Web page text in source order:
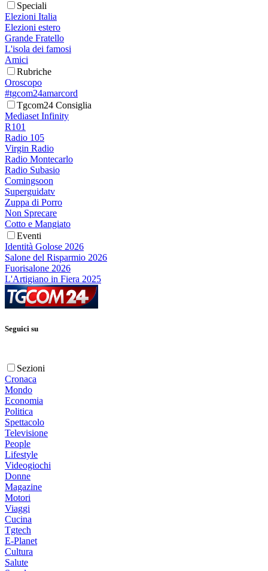
Speciali
Elezioni Italia
Elezioni estero
Grande Fratello
L'isola dei famosi
Amici
Rubriche
Oroscopo
#tgcom24amarcord
Tgcom24 Consiglia
Mediaset Infinity
R101
Radio 105
Virgin Radio
Radio Montecarlo
Radio Subasio
Comingsoon
Superguidatv
Zuppa di Porro
Non Sprecare
Cotto e Mangiato
Eventi
Identità Golose 2026
Salone del Risparmio 2026
Fuorisalone 2026
L'Artigiano in Fiera 2025
Seguici su
Sezioni
Cronaca
Mondo
Economia
Politica
Spettacolo
Televisione
People
Lifestyle
Videogiochi
Donne
Magazine
Motori
Viaggi
Cucina
Tgtech
E-Planet
Cultura
Salute